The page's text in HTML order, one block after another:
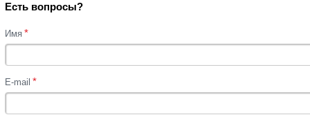
Есть вопросы?
Имя *
E-mail *